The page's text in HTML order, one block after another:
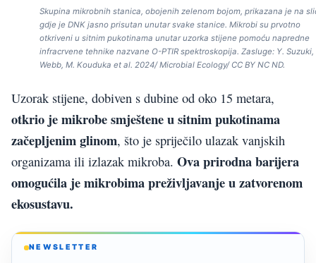
Skupina mikrobnih stanica, obojenih zelenom bojom, prikazana je na
gdje je DNK jasno prisutan unutar svake stanice. Mikrobi su prvotno
otkriveni u sitnim pukotinama unutar uzorka stijene pomoću napredne
infracrvene tehnike nazvane O-PTIR spektroskopija. Zasluge: Y. Suzuki,
Webb, M. Kouduka et al. 2024/ Microbial Ecology/ CC BY NC ND.
Uzorak stijene, dobiven s dubine od oko 15 metara,
otkrio je mikrobe smještene u sitnim pukotinama
začepljenim glinom, što je spriječilo ulazak vanjskih
organizama ili izlazak mikroba. Ova prirodna barijera
omogućila je mikrobima preživljavanje u zatvorenom
ekosustavu.
NEWSLETTER